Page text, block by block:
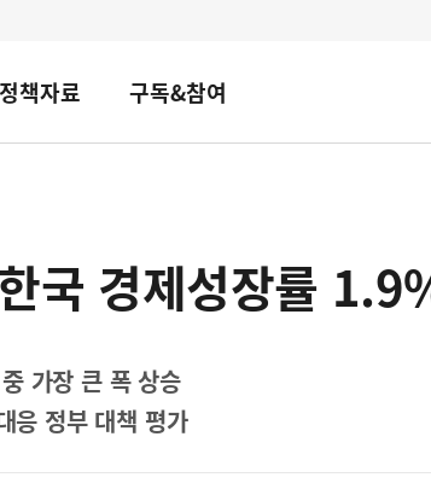
정책자료 구독&참여
국 경제성장률
가장 큰 폭 상승
응 정부 대책 평가